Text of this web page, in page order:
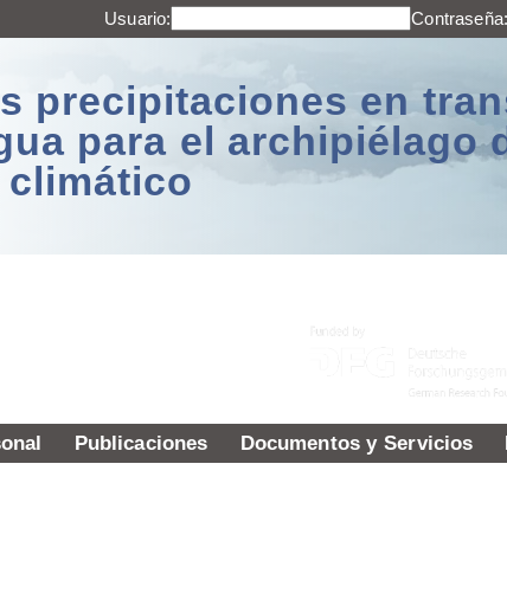
Usuario: Contraseña:
precipitaciones en
para el archipiélago
climático
Publicaciones Documentos y Servicios